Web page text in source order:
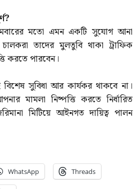
মতো এমন একটি সুযোগ আনা
তাদের মুলতুবি থাকা ট্রাফিক
করতে পারবেন।
সুবিধা আর কার্যকর থাকবে না।
মামলা নিষ্পত্তি করতে নির্ধারিত
মিটিয়ে আইনগত দায়িত্ব পালন
WhatsApp Threads